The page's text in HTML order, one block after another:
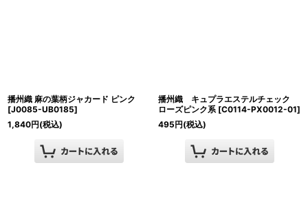
播州織 麻の葉柄ジャカード ピンク
[J0085-UB0185]
1,840円(税込)
播州織 キュプラエステルチェック
ローズピンク系 [C0114-PX0012-01]
495円(税込)